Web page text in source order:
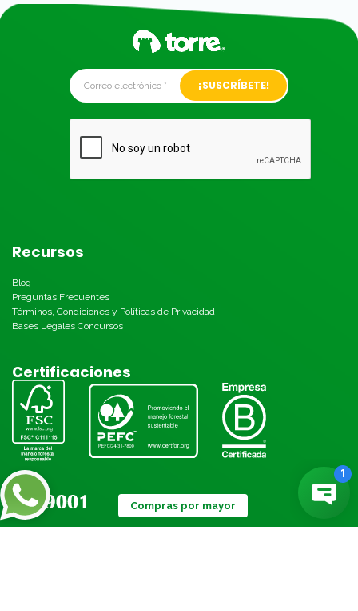
Alternative:
Recursos
Blog
Preguntas Frecuentes
Términos, Condiciones y Políticas de Privacidad
Bases Legales Concursos
Certificaciones
Compras por mayor